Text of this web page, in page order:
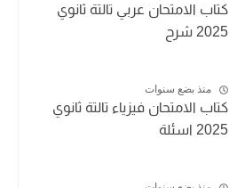
كتاب الامتحان عربي تالتة ثانوي
2025 شرح
منذ بضع سنوات
كتاب الامتحان فيزياء تالتة ثانوي
2025 اسئلة